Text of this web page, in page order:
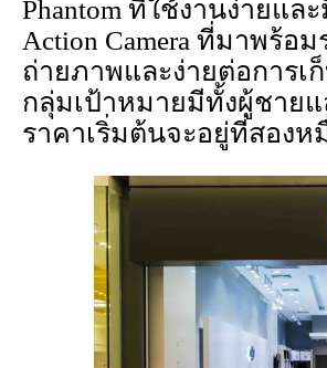
Phantom ที่ใช้งานง่ายแล
Action Camera ที่มาพร้อ
ถ่ายภาพและง่ายต่อการเ
กลุ่มเป้าหมายมีทั้งผู้ชาย
ราคาเริ่มต้นจะอยู่ที่สองห